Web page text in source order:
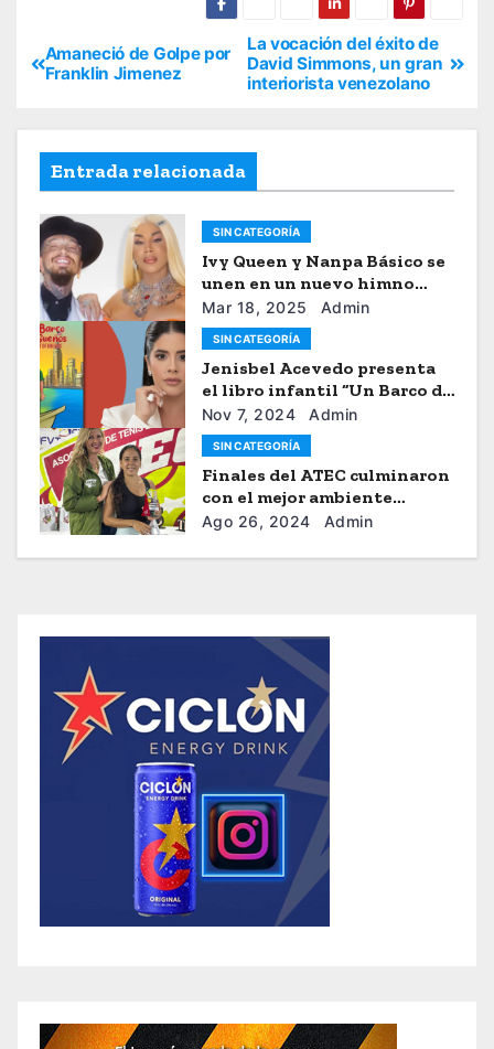
La vocación del éxito de
David Simmons, un gran
interiorista venezolano
Amaneció de Golpe por
Franklin Jimenez
Entrada relacionada
SIN CATEGORÍA
Ivy Queen y Nanpa Básico se
unen en un nuevo himno
musical
Mar 18, 2025 Admin
SIN CATEGORÍA
Jenisbel Acevedo presenta
el libro infantil “Un Barco de
Sueños”
Nov 7, 2024 Admin
SIN CATEGORÍA
Finales del ATEC culminaron
con el mejor ambiente
tenístico
Ago 26, 2024 Admin